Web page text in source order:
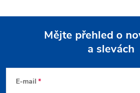
Mějte přehled o
a slevách
E-mail